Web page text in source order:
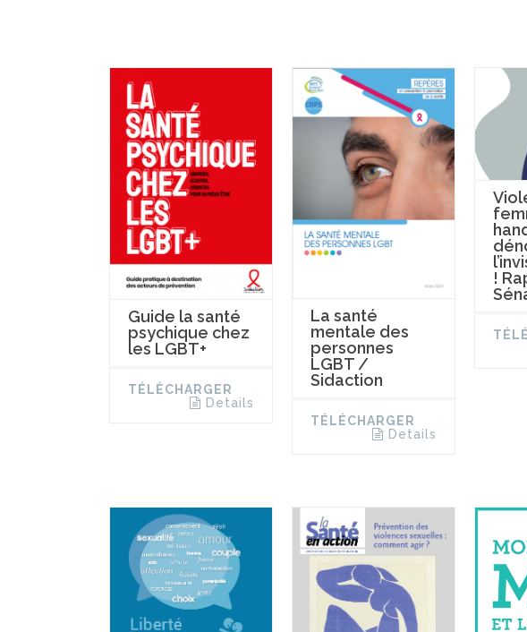
Guide la santé
psychique chez
les LGBT+
TÉLÉCHARGER
Details
La santé
mentale des
personnes
LGBT /
Sidaction
TÉLÉCHARGER
Details
!